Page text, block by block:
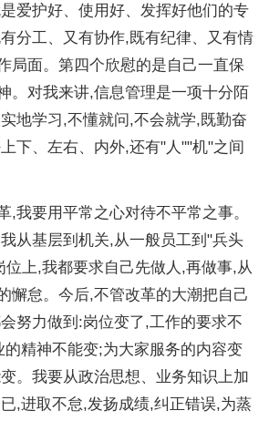
爱护好、使用好、发挥好他们的专
分工、又有协作,既有纪律、又有情
局面。第四个欣慰的是自己一直保
。对我来讲,信息管理是一项十分陌
地学习,不懂就问,不会就学,既勤奋
下、左右、内外,还有"人""机"之间
,我要用平常之心对待不平常之事。
从基层到机关,从一般员工到"兵头
位上,我都要求自己先做人,再做事,从
懈怠。今后,不管改革的大潮把自己
努力做到:岗位变了,工作的要求不
精神不能变;为大家服务的内容变
。我要从政治思想、业务知识上加
,进取不怠,发扬成绩,纠正错误,为蒸